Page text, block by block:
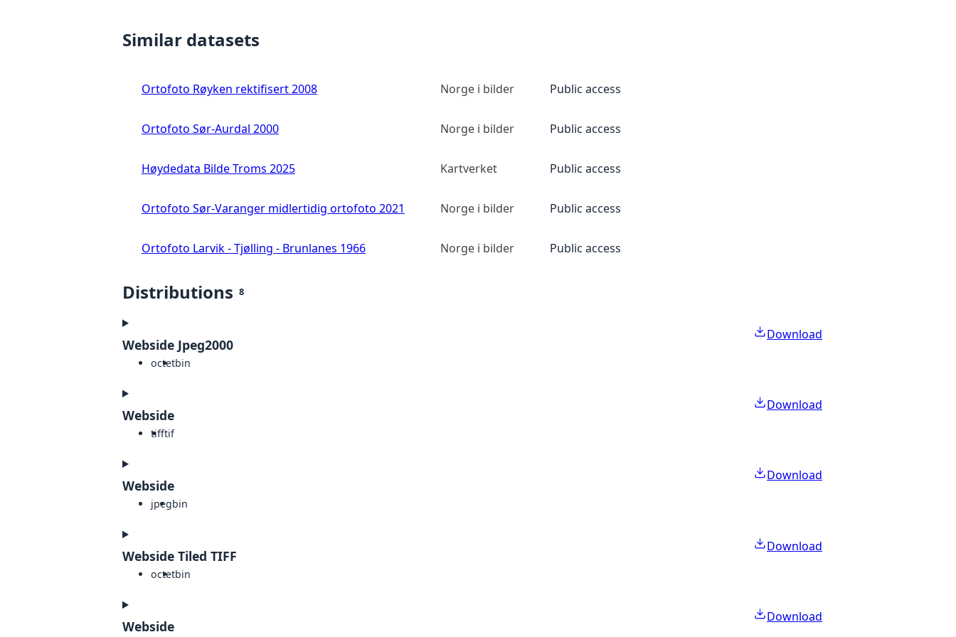
Similar datasets
Ortofoto Røyken rektifisert 2008 Norge i bilder Public access
Ortofoto Sør-Aurdal 2000 Norge i bilder Public access
Høydedata Bilde Troms 2025 Kartverket Public access
Ortofoto Sør-Varanger midlertidig ortofoto 2021 Norge i bilder Public access
Ortofoto Larvik - Tjølling - Brunlanes 1966 Norge i bilder Public access
Distributions 8
Webside Jpeg2000
octetbin
Download
Webside
tifftif
Download
Webside
jpegbin
Download
Webside Tiled TIFF
octetbin
Download
Webside
Download